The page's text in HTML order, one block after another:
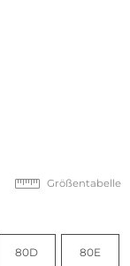
Größentabelle
80D 80E